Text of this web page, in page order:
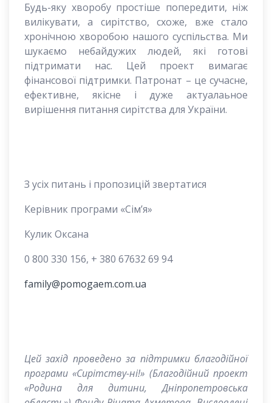
Будь-яку хворобу простіше попередити, ніж
вилікувати, а сирітство, схоже, вже стало
хронічною хворобою нашого суспільства. Ми
шукаємо небайдужих людей, які готові
підтримати нас. Цей проект вимагає
фінансової підтримки. Патронат – це сучасне,
ефективне, якісне і дуже актуалаьное
вирішення питання сирітства для України.
З усіх питань і пропозицій звертатися
Керівник програми «Сім’я»
Кулик Оксана
0 800 330 156, + 380 67632 69 94
family@pomogaem.com.ua
Цей захід проведено за підтримки благодійної
програми «Сирітству-ні!» (Благодійний проект
«Родина для дитини, Дніпропетровська